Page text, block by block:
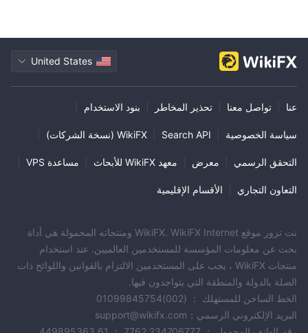
United States
عنا تواصل معنا تحذير المخاطر بنود الاستخدام
سياسة الخصوصية Search API WikiFX (نسخة الشركات)
التحقق الرسمي معرض معهد WikiFX للأبحاث مساعدة VPS
التعاون التجاري الأقسام الإقليمية
نت تزور موقع WikiFX. WikiFX Internet ومنتجاته المحمولة هي أداة
بحث عن معلومات المؤسسة للمستخدمين العالميين. عند استخدام
منتجات WikiFX ، يجب على المستخدمين الالتزام بالقوانين واللوائح ذات
الصلة بالدولة والمنطقة التي يتواجدون فيها.
الخط الساخن للمستهلك ： (002)01099845754
البريد الإلكتروني الرسمي：support@wikifx.com